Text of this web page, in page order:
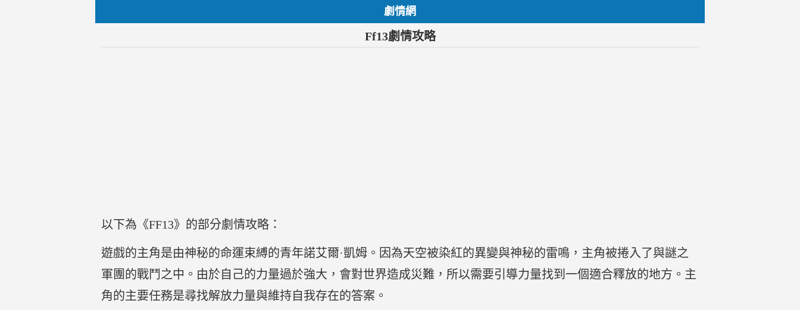
劇情網
Ff13劇情攻略
以下為《FF13》的部分劇情攻略：
遊戲的主角是由神秘的命運束縛的青年諾艾爾·凱姆。因為天空被染紅的異變與神秘的雷鳴，主角被捲入了與謎之
軍團的戰鬥之中。由於自己的力量過於強大，會對世界造成災難，所以需要引導力量找到一個適合釋放的地方。主
角的主要任務是尋找解放力量與維持自我存在的答案。